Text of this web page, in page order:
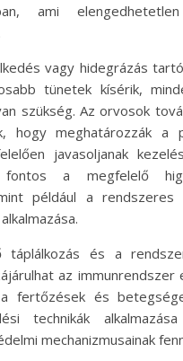
ami
vagy hidegrázás
tünetek kísérik,
szükség. Az orvosok
hogy meghatározzák a
javasoljanak
fontos a megfelelő
például a rendszeres
táplálkozás és a
az immunrendszer
fertőzések és
technikák
mechanizmusainak